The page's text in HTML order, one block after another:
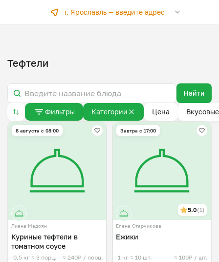
г. Ярославль —введите адрес
Тефтели
Найти
Фильтры Категории Цена
8 августа с 08:00
Лиана Мадоян
Куриные тефтели в
томатном соусе
0,5 кг ≈ 3 порц. ≈ 240₽ / порц.
Завтра c 17:00
5.0(1)
Елена Старчикова
Ежики
1 кг ≈ 10 шт. ≈ 100₽ / шт.